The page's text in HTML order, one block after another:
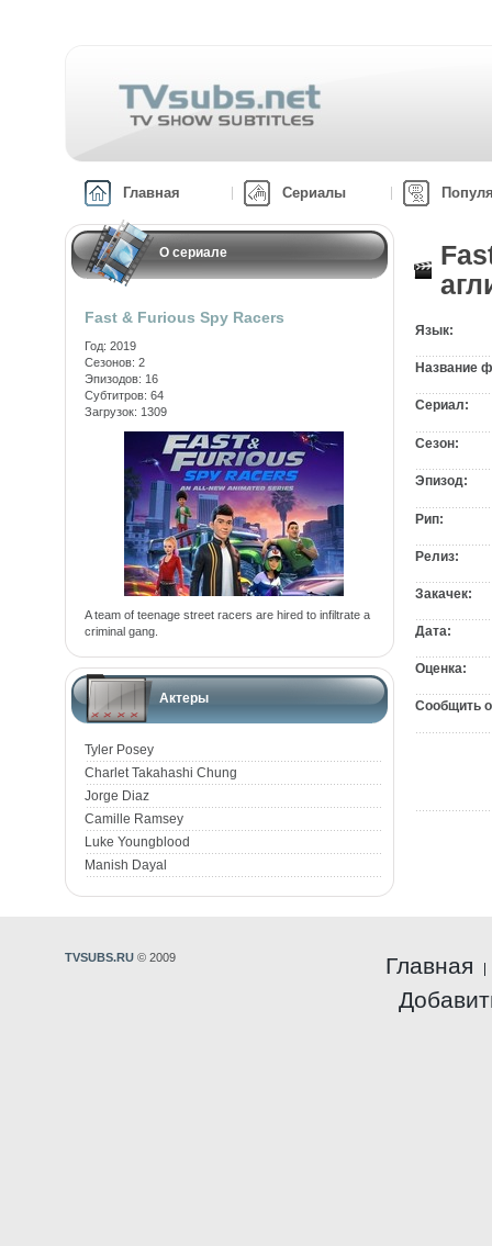
Главная Сериалы
О сериале
Fast & Furious Spy Racers
Год: 2019
Сезонов: 2
Эпизодов: 16
Субтитров: 64
Загрузок: 1309
A team of teenage street racers are hired to infiltrate a
criminal gang.
Актеры
Tyler Posey
Charlet Takahashi Chung
Jorge Diaz
Camille Ramsey
Luke Youngblood
Manish Dayal
Язык:
Название
Сериал:
Сезон:
Эпизод:
Рип:
Релиз:
Закачек:
Дата:
Оценка:
Сообщить
Главная
TVSUBS.RU © 2009